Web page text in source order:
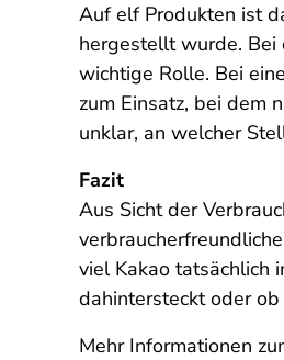
Auf elf Produkten ist
hergestellt wurde. Bei
wichtige Rolle. Bei
zum Einsatz, bei dem
unklar, an welcher
Fazit
Aus Sicht der
viel Kakao tatsächlich
dahintersteckt oder
Mehr Informationen